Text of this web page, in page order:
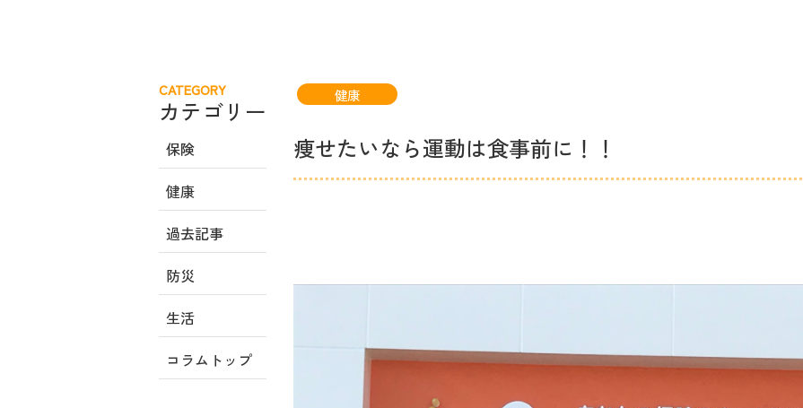
健康
痩せたいなら運動は食事前に！！
CATEGORY
カテゴリー
保険
健康
過去記事
防災
生活
コラムトップ